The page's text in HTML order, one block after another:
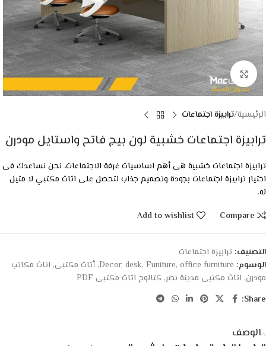
Click to enlarge
الرئيسية ترابيزة اجتماعات
ترابيزة اجتماعات خشبية لون بيج فاتح واستايل مودرن
ترابيزة اجتماعات خشبية هى أهم اساسيات غرفة الاجتماعات، نحن نساعدك فى
اختيار ترابيزة اجتماعات بجودة وتصميم جذاب لتحصل على اثاث مكتبي لا مثيل
له.
Compare
Add to wishlist
التصنيف: ترابيزة اجتماعات
الوسوم:
Decor, desk, Funiture, office furniture
, أثاث مكتبى, اثاث مكاتب
مودرن, اثاث مكتبى مدينة نصر, كتالوج اثاث مكتبى PDF
Share:
الوصف